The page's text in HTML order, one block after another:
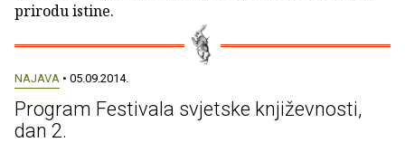
prirodu istine.
NAJAVA • 05.09.2014.
Program Festivala svjetske književnosti,
dan 2.